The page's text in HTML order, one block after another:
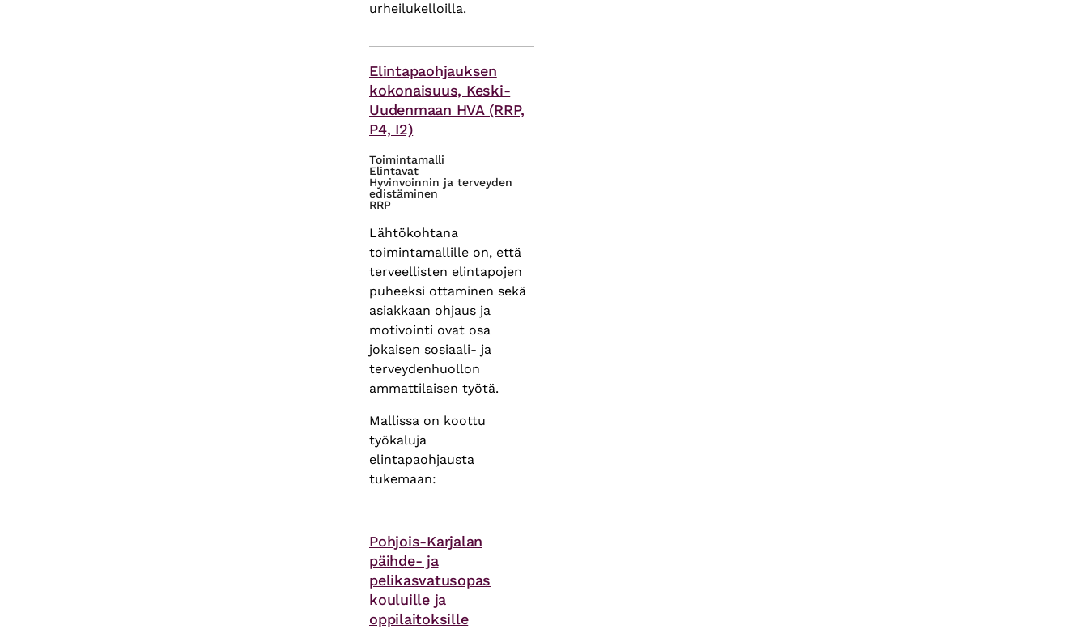
urheilukelloilla.
Elintapaohjauksen
kokonaisuus, Keski-
Uudenmaan HVA (RRP,
P4, I2)
Toimintamalli
Elintavat
Hyvinvoinnin ja terveyden
edistäminen
RRP
Lähtökohtana
toimintamallille on, että
terveellisten elintapojen
puheeksi ottaminen sekä
asiakkaan ohjaus ja
motivointi ovat osa
jokaisen sosiaali- ja
terveydenhuollon
ammattilaisen työtä.
Mallissa on koottu
työkaluja
elintapaohjausta
tukemaan:
Pohjois-Karjalan
päihde- ja
pelikasvatusopas
kouluille ja
oppilaitoksille